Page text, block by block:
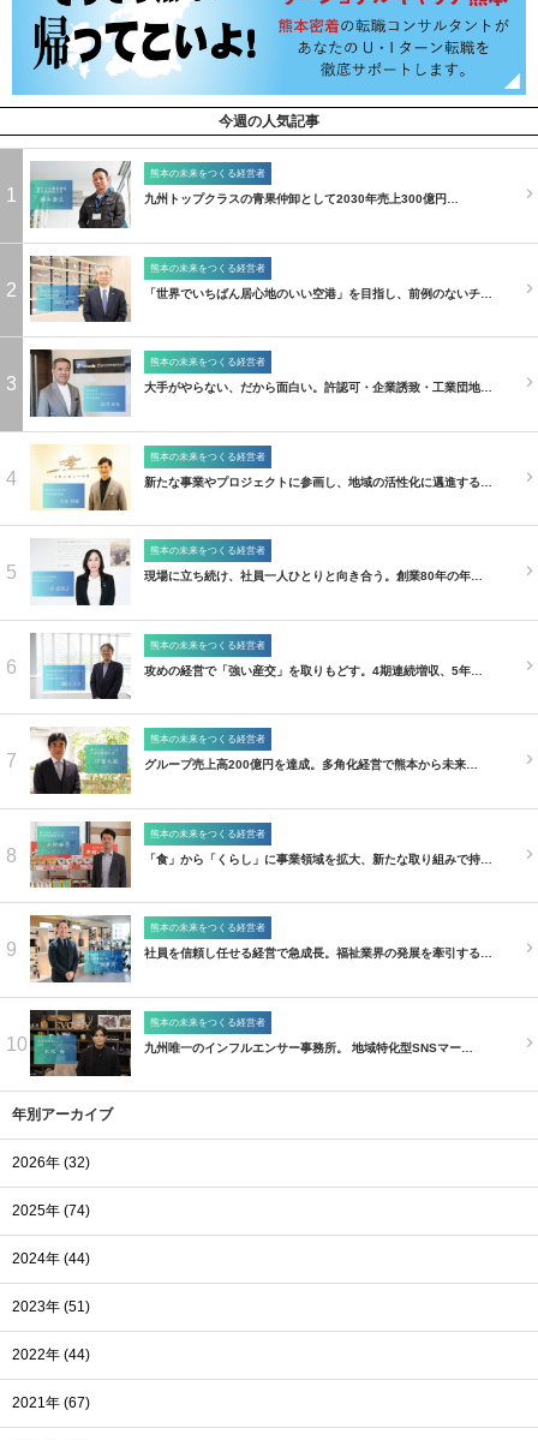
今週の人気記事
1
熊本の未来をつくる経営者
九州トップクラスの青果仲卸として2030年売上300億円…
2
熊本の未来をつくる経営者
「世界でいちばん居心地のいい空港」を目指し、前例のないチ…
3
熊本の未来をつくる経営者
大手がやらない、だから面白い。許認可・企業誘致・工業団地…
4
熊本の未来をつくる経営者
新たな事業やプロジェクトに参画し、地域の活性化に邁進する…
5
熊本の未来をつくる経営者
現場に立ち続け、社員一人ひとりと向き合う。創業80年の年…
6
熊本の未来をつくる経営者
攻めの経営で「強い産交」を取りもどす。4期連続増収、5年…
7
熊本の未来をつくる経営者
グループ売上高200億円を達成。多角化経営で熊本から未来…
8
熊本の未来をつくる経営者
「食」から「くらし」に事業領域を拡大、新たな取り組みで持…
9
熊本の未来をつくる経営者
社員を信頼し任せる経営で急成長。福祉業界の発展を牽引する…
10
熊本の未来をつくる経営者
九州唯一のインフルエンサー事務所。 地域特化型SNSマー…
年別アーカイブ
2026年 (32)
2025年 (74)
2024年 (44)
2023年 (51)
2022年 (44)
2021年 (67)